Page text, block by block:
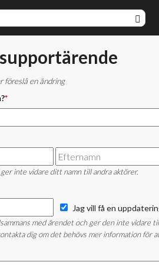
föreslå en ändring
*
inte vidare ditt namn till andra aktörer.
Jag vill få en
med ärendet och ger den inte vidare
dig om det behövs mer information för